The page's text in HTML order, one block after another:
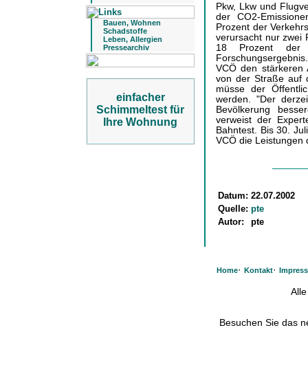
Bauen, Wohnen
Schadstoffe
Leben, Allergien
Pressearchiv
einfacher
Schimmeltest für
Ihre Wohnung
Pkw, Lkw und
der CO2-
Prozent der
verursacht nur zwei
18 Prozent der
VCÖ den stärkeren
von der Straße auf
müsse der
werden. "Der
Bevölkerung
verweist der
Bahntest. Bis 30.
VCÖ die Leistungen
Datum: 22.07.2002
Quelle: pte
Autor:
pte
Home· Kontakt·
Besuchen Sie das